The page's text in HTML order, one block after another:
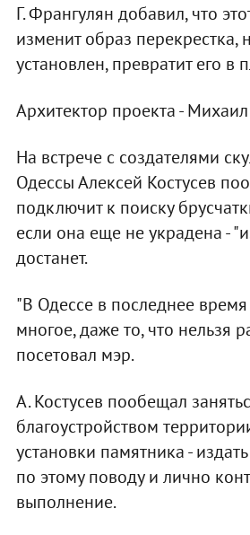
Г. Франгулян добавил, что
изменит образ перекрестка,
установлен, превратит его в
Архитектор проекта -
На встрече с создателями
Одессы Алексей Костусев
подключит к поиску
если она еще не украдена -
достанет.
"В Одессе в последнее
многое, даже то, что нельзя
посетовал мэр.
А. Костусев пообещал
благоустройством
установки памятника -
по этому поводу и лично
выполнение.